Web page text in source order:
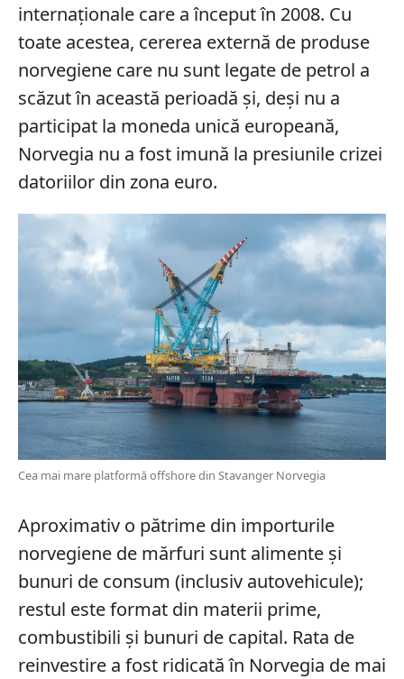
internaționale care a început în 2008. Cu
toate acestea, cererea externă de produse
norvegiene care nu sunt legate de petrol a
scăzut în această perioadă și, deși nu a
participat la moneda unică europeană,
Norvegia nu a fost imună la presiunile crizei
datoriilor din zona euro.
Cea mai mare platformă offshore din Stavanger Norvegia
Aproximativ o pătrime din importurile
norvegiene de mărfuri sunt alimente și
bunuri de consum (inclusiv autovehicule);
restul este format din materii prime,
combustibili și bunuri de capital. Rata de
reinvestire a fost ridicată în Norvegia de mai